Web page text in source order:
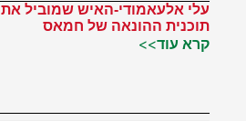
עלי אלעאמודי-האיש שמוביל את
תוכנית ההונאה של חמאס
קרא עוד>>